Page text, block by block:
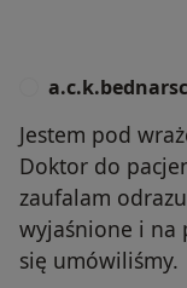
Jestem pod
Doktor do
zaufalam
wyjaśnione i na
się umówiliśmy.